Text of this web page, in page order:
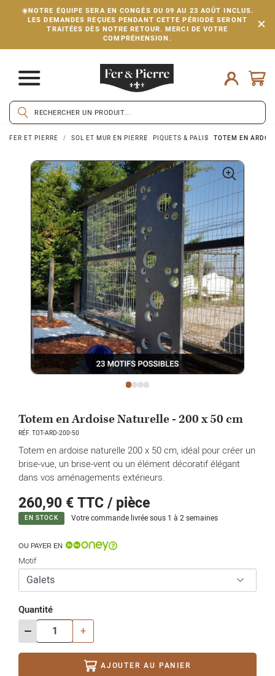
☀️NOTRE ÉQUIPE SERA EN CONGÉS DU 09 AU 23 AOÛT INCLUS.
LES DEMANDES REÇUES PENDANT CETTE PÉRIODE SERONT
TRAITÉES DÈS NOTRE RETOUR. MERCI DE VOTRE
COMPRÉHENSION.
FER ET PIERRE SOL ET MUR EN PIERRE PIQUETS & PALIS TOTEM EN
Totem en Ardoise Naturelle - 200 x 50 cm
RÉF. TOT-ARD-200-50
Totem en ardoise naturelle 200 x 50 cm, idéal pour créer un
brise-vue, un brise-vent ou un élément décoratif élégant
dans vos aménagements extérieurs.
260,90 €TTC / pièce
EN STOCK Votre commande livrée sous 1 à 2 semaines
OU PAYER EN
Motif
Quantité
- +
AJOUTER AU PANIER